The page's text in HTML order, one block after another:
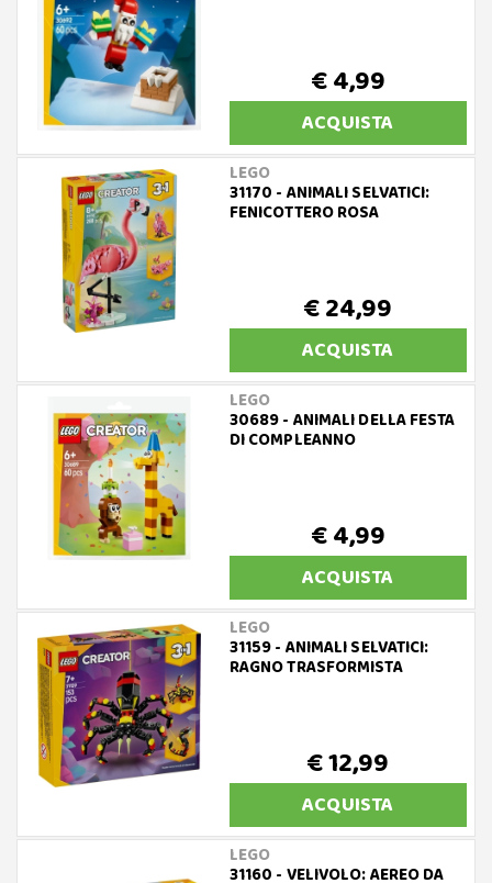
€ 4,99
ACQUISTA
LEGO
31170 - ANIMALI SELVATICI:
FENICOTTERO ROSA
€ 24,99
ACQUISTA
LEGO
30689 - ANIMALI DELLA FESTA
DI COMPLEANNO
€ 4,99
ACQUISTA
LEGO
31159 - ANIMALI SELVATICI:
RAGNO TRASFORMISTA
€ 12,99
ACQUISTA
LEGO
31160 - VELIVOLO: AEREO DA